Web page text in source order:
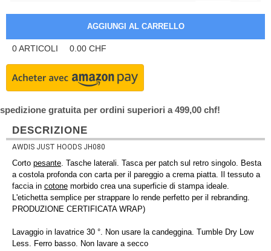
0ARTICOLI 0.00 CHF
spedizione gratuita per ordini superiori a 499,00 chf!
DESCRIZIONE
AWDIS JUST HOODS JH080
Corto pesante. Tasche laterali. Tasca per patch sul retro singolo. Besta
a costola profonda con carta per il pareggio a crema piatta. Il tessuto a
faccia in cotone morbido crea una superficie di stampa ideale.
L'etichetta semplice per strappare lo rende perfetto per il rebranding.
PRODUZIONE CERTIFICATA WRAP)
Lavaggio in lavatrice 30 °. Non usare la candeggina. Tumble Dry Low
Less. Ferro basso. Non lavare a secco